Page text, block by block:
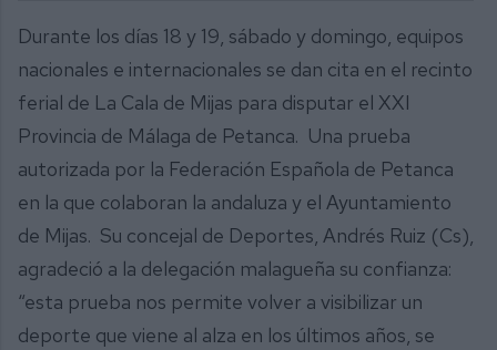
Durante los días 18 y 19, sábado y domingo, equipos
nacionales e internacionales se dan cita en el recinto
ferial de La Cala de Mijas para disputar el XXI
Provincia de Málaga de Petanca. Una prueba
autorizada por la Federación Española de Petanca
en la que colaboran la andaluza y el Ayuntamiento
de Mijas. Su concejal de Deportes, Andrés Ruiz (Cs),
agradeció a la delegación malagueña su confianza:
“esta prueba nos permite volver a visibilizar un
deporte que viene al alza en los últimos años, se